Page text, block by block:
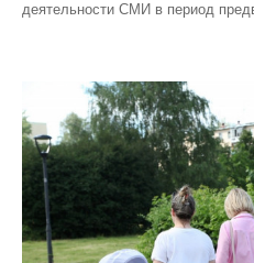
деятельности СМИ в период